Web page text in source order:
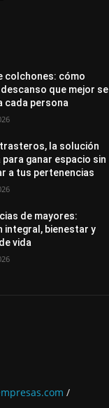
colchones: cómo
que mejor se
cada persona
la solución
ganar espacio sin
a tus pertenencias
de mayores:
integral, bienestar y
vida
/